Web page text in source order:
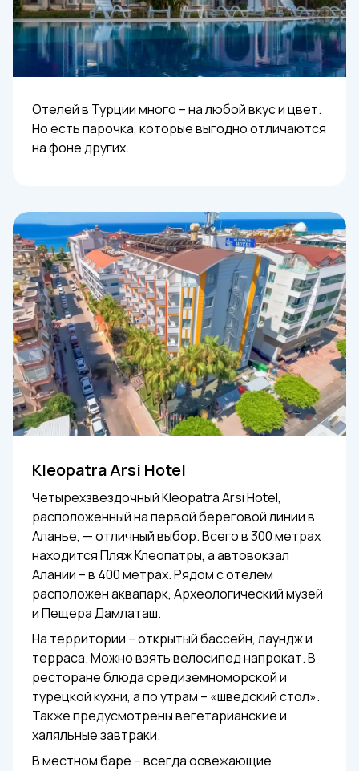
Отелей в Турции много – на любой вкус и цвет.
Но есть парочка, которые выгодно отличаются
на фоне других.
Kleopatra Arsi Hotel
Четырехзвездочный Kleopatra Arsi Hotel,
расположенный на первой береговой линии в
Аланье, — отличный выбор. Всего в 300 метрах
находится Пляж Клеопатры, а автовокзал
Алании – в 400 метрах. Рядом с отелем
расположен аквапарк, Археологический музей
и Пещера Дамлаташ.
На территории – открытый бассейн, лаундж и
терраса. Можно взять велосипед напрокат. В
ресторане блюда средиземноморской и
турецкой кухни, а по утрам – «шведский стол».
Также предусмотрены вегетарианские и
халяльные завтраки.
В местном баре – всегда освежающие